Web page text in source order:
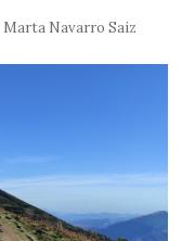
Marta Navarro Saiz